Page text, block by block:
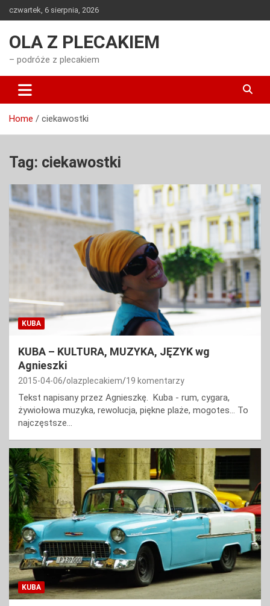
to
czwartek, 6 sierpnia, 2026
OLA Z PLECAKIEM
– podróże z plecakiem
Home ciekawostki
Tag: ciekawostki
KUBA
KUBA – KULTURA, MUZYKA, JĘZYK wg
Agnieszki
2015-04-06 olazplecakiem 19 komentarzy
Tekst napisany przez Agnieszkę. Kuba - rum, cygara,
żywiołowa muzyka, rewolucja, piękne plaże, mogotes... To
najczęstsze…
KUBA